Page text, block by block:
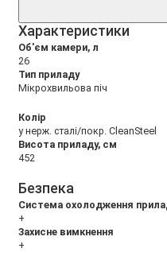
Xарактеристики
Об'єм камери, л
26
Тип приладу
Мікрохвильова піч
Колір
у нерж. сталі/покр. CleanSteel
Висота приладу, см
452
Безпека
Система охолодження
+
Захисне вимкнення
+